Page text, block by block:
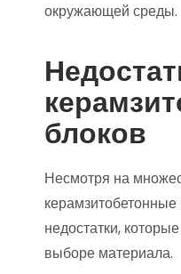
окружающей среды.
блоков
Несмотря на
недостатки,
выборе материала.